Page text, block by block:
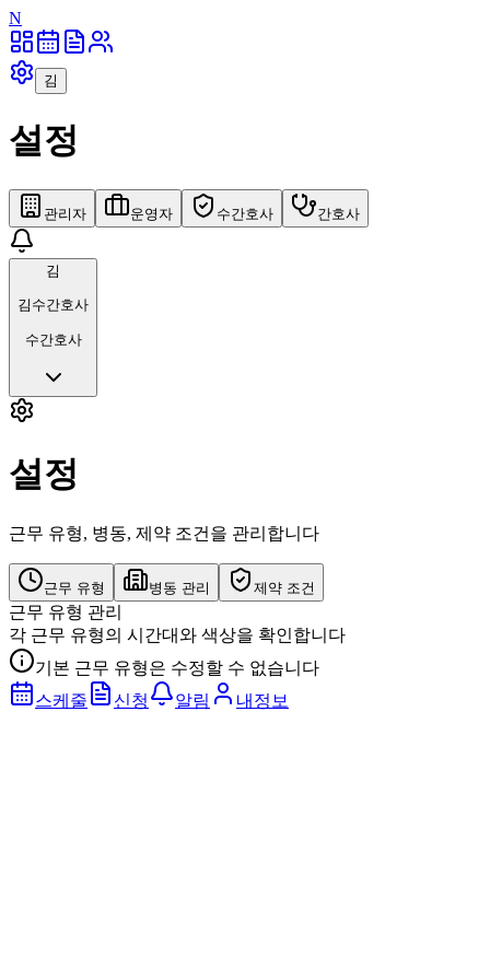
N
김
설정
관리자 운영자 수간호사 간호사
김
김수간호사
수간호사
설정
근무 유형, 병동, 제약 조건을 관리합니다
근무 유형 병동 관리 제약 조건
근무 유형 관리
각 근무 유형의 시간대와 색상을 확인합니다
기본 근무 유형은 수정할 수 없습니다
스케줄
신청 알림 내정보